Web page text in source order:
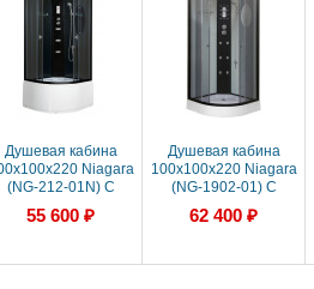
Душевая кабина
Niagara
(NG-212-01N) С
гидромассажем,
акрил, Поддон
55 600 ₽
Душевая кабина
100x100x220 Niagara
(NG-1902-01) С
гидромассажем,
акрил, Поддон низкий
62 400 ₽